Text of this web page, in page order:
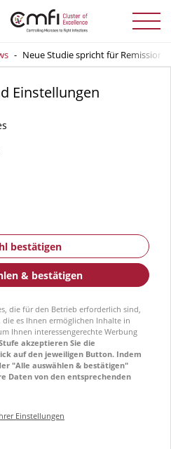
Menü
Neue Studie spricht für Remission
Einstellungen
bestätigen
& bestätigen
die für den Betrieb erforderlich sind,
es Ihnen ermöglichen Inhalte in
Ihnen interessengerechte Werbung
akzeptieren Sie die
auf den jeweiligen Button. Indem
"Alle auswählen & bestätigen"
Daten von den entsprechenden
Einstellungen